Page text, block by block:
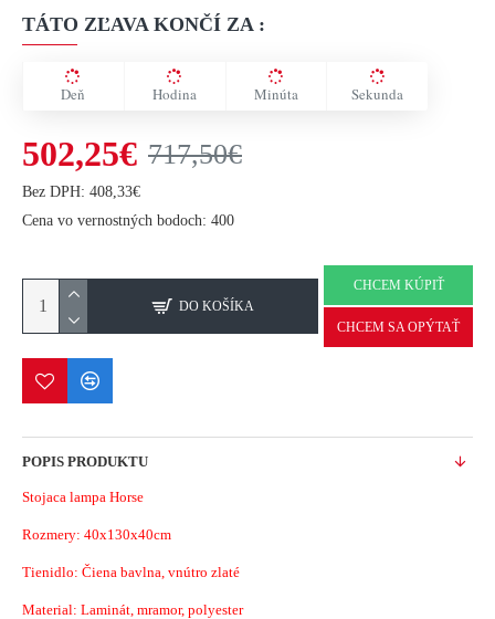
TÁTO ZĽAVA KONČÍ ZA :
Deň Hodina Minúta Sekunda
502,25€ 717,50€
Bez DPH: 408,33€
Cena vo vernostných bodoch: 400
DO KOŠÍKA
CHCEM KÚPIŤ
CHCEM SA OPÝTAŤ
POPIS PRODUKTU
Stojaca lampa Horse
Rozmery: 40x130x40cm
Tienidlo: Čiena bavlna, vnútro zlaté
Material: Laminát, mramor, polyester